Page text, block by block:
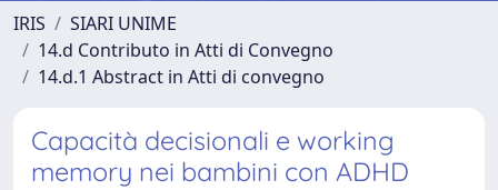
IRIS
SIARI UNIME
14.d Contributo in Atti di Convegno
14.d.1 Abstract in Atti di convegno
Capacità decisionali e working
memory nei bambini con ADHD